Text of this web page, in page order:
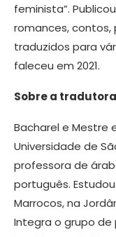
feminista”.
romances,
traduzidos para
faleceu em 2021.
Sobre a
Bacharel e Mestre
Universidade de
professora de
português.
Marrocos, na
Integra o grupo de